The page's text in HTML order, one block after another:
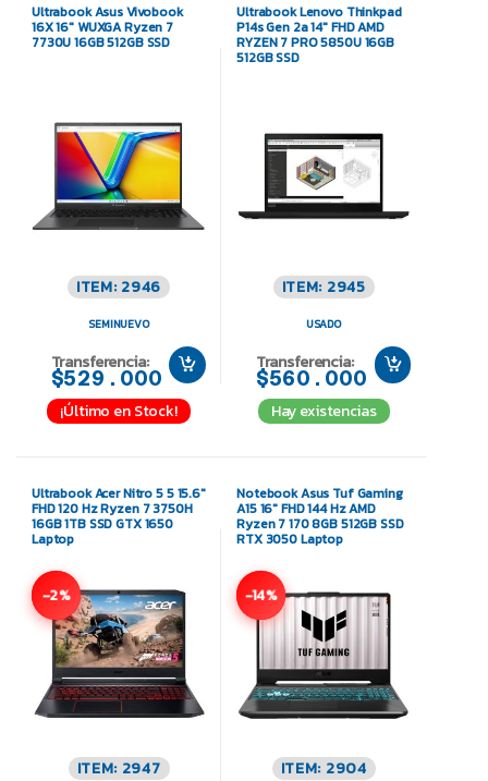
Ultrabook Asus Vivobook
16X 16″ WUXGA Ryzen 7
7730U 16GB 512GB SSD
ITEM: 2946
SEMINUEVO
Transferencia:
$529.000
¡Último en Stock!
Ultrabook Lenovo Thinkpad
P14s Gen 2a 14″ FHD AMD
RYZEN 7 PRO 5850U 16GB
512GB SSD
ITEM: 2945
USADO
Transferencia:
$560.000
Hay existencias
Ultrabook Acer Nitro 5 5 15.6″
FHD 120 Hz Ryzen 7 3750H
16GB 1TB SSD GTX 1650
Laptop
-2%
ITEM: 2947
Notebook Asus Tuf Gaming
A15 16″ FHD 144 Hz AMD
Ryzen 7 170 8GB 512GB SSD
RTX 3050 Laptop
-14%
ITEM: 2904